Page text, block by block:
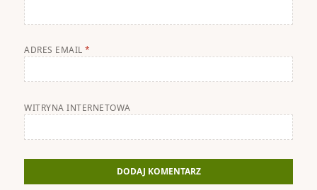
ADRES EMAIL*
WITRYNA INTERNETOWA